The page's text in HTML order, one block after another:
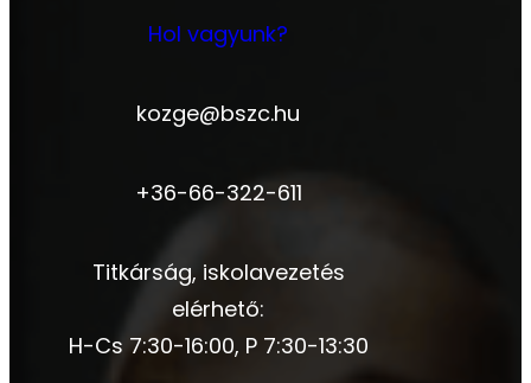
Hol vagyunk?
kozge@bszc.hu
+36-66-322-611
Titkárság, iskolavezetés
elérhető:
H-Cs 7:30-16:00, P 7:30-13:30